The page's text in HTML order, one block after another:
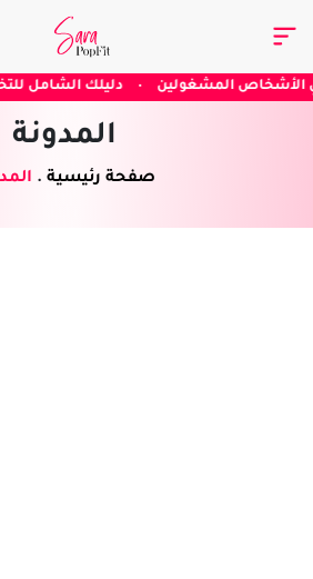
دليلك الشامل للتخلص من الخفسة (العضلة
المدونة
صفحة رئيسية .